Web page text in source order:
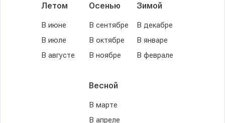
Летом
В июне
В июле
В августе
Осенью
В сентябре
В октябре
В ноябре
Зимой
В декабре
В январе
В феврале
Весной
В марте
В апреле